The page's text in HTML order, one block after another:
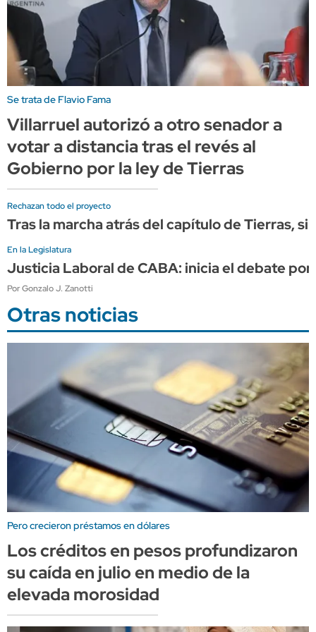
Se trata de Flavio Fama
Villarruel autorizó a otro senador a
votar a distancia tras el revés al
Gobierno por la ley de Tierras
Rechazan todo el proyecto
Tras la marcha atrás del capítulo de Tierras,
En la Legislatura
Justicia Laboral de CABA: inicia el debate
Por Gonzalo J. Zanotti
Otras noticias
Pero crecieron préstamos en dólares
Los créditos en pesos profundizaron
su caída en julio en medio de la
elevada morosidad